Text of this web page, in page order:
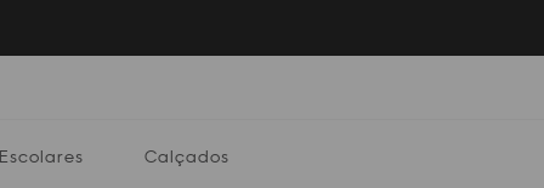
Escolares Calçados